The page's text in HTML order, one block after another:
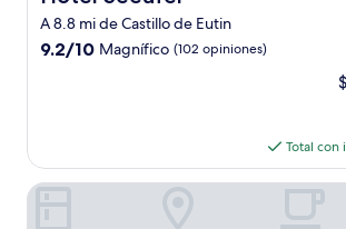
A 8.8 mi de Castillo de Eutin
9.2
9.2/10 Magnífico (102 opiniones)
Total con
Haus Stern